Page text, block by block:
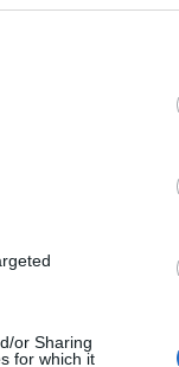
or Sharing
for which it